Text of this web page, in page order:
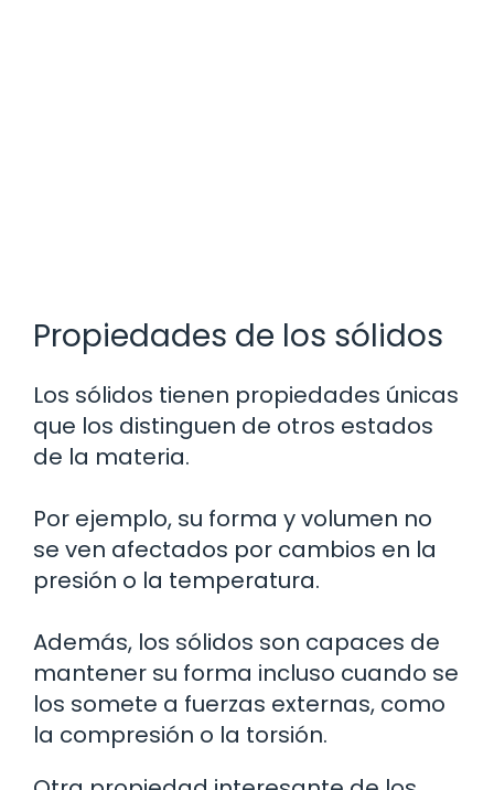
Propiedades de los sólidos
Los sólidos tienen propiedades únicas
que los distinguen de otros estados
de la materia.
Por ejemplo, su forma y volumen no
se ven afectados por cambios en la
presión o la temperatura.
Además, los sólidos son capaces de
mantener su forma incluso cuando se
los somete a fuerzas externas, como
la compresión o la torsión.